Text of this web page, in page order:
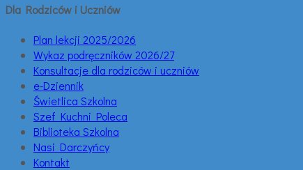
Dla Rodziców i Uczniów
Plan lekcji 2025/2026
Wykaz podręczników 2026/27
Konsultacje dla rodziców i uczniów
e-Dziennik
Świetlica Szkolna
Szef Kuchni Poleca
Biblioteka Szkolna
Nasi Darczyńcy
Kontakt